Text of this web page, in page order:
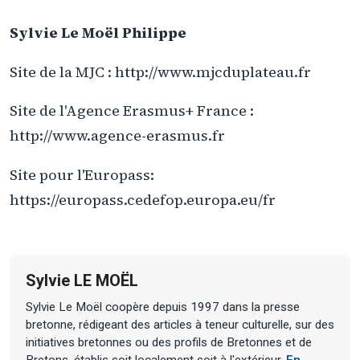
Sylvie Le Moël Philippe
Site de la MJC : http://www.mjcduplateau.fr
Site de l'Agence Erasmus+ France :
http://www.agence-erasmus.fr
Site pour l'Europass:
https://europass.cedefop.europa.eu/fr
Sylvie LE MOËL
Sylvie Le Moël coopère depuis 1997 dans la presse
bretonne, rédigeant des articles à teneur culturelle, sur des
initiatives bretonnes ou des profils de Bretonnes et de